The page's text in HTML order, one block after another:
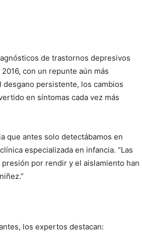
de trastornos depresivos
con un repunte aún más
desgano persistente, los cambios
en síntomas cada vez más
que antes solo detectábamos en
especializada en infancia. “Las
por rendir y el aislamiento han
los expertos destacan: